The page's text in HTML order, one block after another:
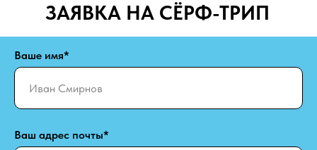
ЗАЯВКА НА СЁРФ-ТРИП
Ваше имя*
Ваш адрес почты*